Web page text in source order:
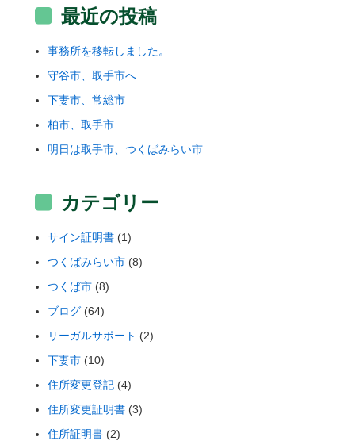
最近の投稿
事務所を移転しました。
守谷市、取手市へ
下妻市、常総市
柏市、取手市
明日は取手市、つくばみらい市
カテゴリー
サイン証明書 (1)
つくばみらい市 (8)
つくば市 (8)
ブログ (64)
リーガルサポート (2)
下妻市 (10)
住所変更登記 (4)
住所変更証明書 (3)
住所証明書 (2)